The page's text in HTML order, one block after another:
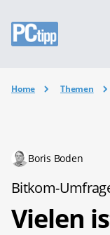
Home Themen
Boris Boden
Bitkom-
Vielen